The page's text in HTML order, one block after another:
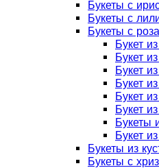
Букеты с
Букеты с
Букеты с
Букет
Букет
Букет
Букет
Букет
Букет
Букеты
Букет
Букеты из
Букеты с